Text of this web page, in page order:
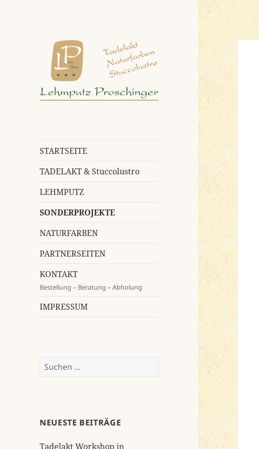
STARTSEITE
TADELAKT & Stuccolustro
LEHMPUTZ
SONDERPROJEKTE
NATURFARBEN
PARTNERSEITEN
KONTAKT
Bestellung – Beratung – Abholung
IMPRESSUM
Suchen
nach:
NEUESTE BEITRÄGE
Tadelakt Workshop in